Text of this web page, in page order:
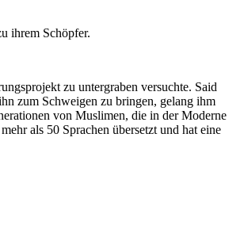
ihrem Schöpfer.
zu untergraben versuchte. Said
zum Schweigen zu bringen, gelang ihm
von Muslimen, die in der Moderne
als 50 Sprachen übersetzt und hat eine